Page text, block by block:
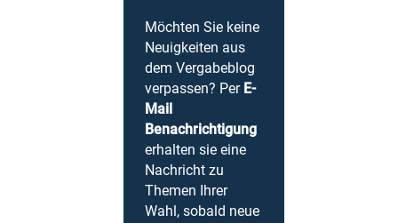
Möchten Sie keine
Neuigkeiten aus
dem Vergabeblog
verpassen? Per E-
Mail
Benachrichtigung
erhalten sie eine
Nachricht zu
Themen Ihrer
Wahl, sobald neue